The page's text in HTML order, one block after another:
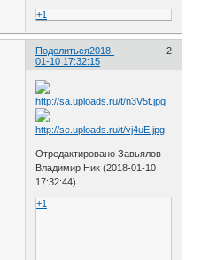
+1
Поделиться 2
2018-
01-10 17:32:15
Отредактировано Завьялов
Владимир Ник (2018-01-10
17:32:44)
+1